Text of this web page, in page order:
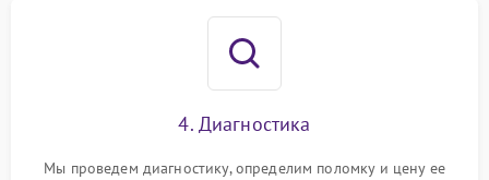
4. Диагностика
Мы проведем диагностику, определим поломку и цену ее